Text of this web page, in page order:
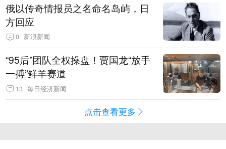
俄以传奇情报员之名命名岛屿，日
方回应
0 新浪新闻
“95后”团队全权操盘！贾国龙“放手
一搏”鲜羊赛道
13 每日经济新闻
点击查看更多